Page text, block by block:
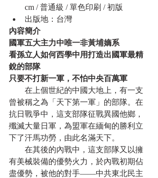
cm / 普通級 / 單色印刷 / 初版
出版地：台灣
內容簡介
國軍五大主力中唯一非黃埔嫡系
看孫立人如何西學中用打造出國軍最精
銳的部隊
只要不打新一軍，不怕中央百萬軍
在上個世紀的中國大地上，有一支
曾被稱之為「天下第一軍」的部隊。在
抗日戰爭中，這支部隊征戰異國他鄉，
殲滅大量日軍，為盟軍在緬甸的勝利立
下了汗馬功勞，由此名滿天下。
在其後的內戰中，這支部隊又以擁
有美械裝備的優勢火力，於內戰初期佔
盡優勢，被他的對手——中共東北民主